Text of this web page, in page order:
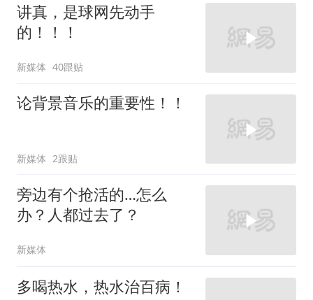
讲真，是球网先动手
的！！！
新媒体 40跟贴
论背景音乐的重要性！！
新媒体 2跟贴
旁边有个抢活的…怎么
办？人都过去了？
新媒体
多喝热水，热水治百病！